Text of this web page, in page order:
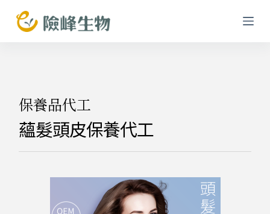
跳
至
保養品代工
蘊髮頭皮保養代工